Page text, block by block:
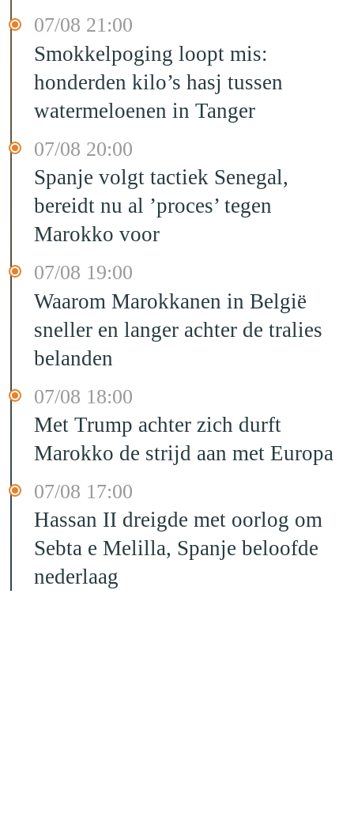
07/08 21:00
Smokkelpoging loopt mis:
honderden kilo’s hasj tussen
watermeloenen in Tanger
07/08 20:00
Spanje volgt tactiek Senegal,
bereidt nu al ’proces’ tegen
Marokko voor
07/08 19:00
Waarom Marokkanen in België
sneller en langer achter de tralies
belanden
07/08 18:00
Met Trump achter zich durft
Marokko de strijd aan met Europa
07/08 17:00
Hassan II dreigde met oorlog om
Sebta e Melilla, Spanje beloofde
nederlaag